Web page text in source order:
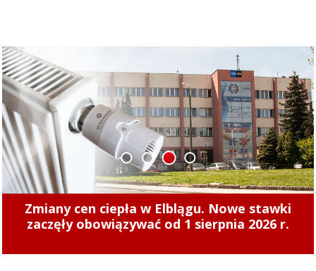
Zmiany cen ciepła w Elblągu. Nowe stawki
zaczęły obowiązywać od 1 sierpnia 2026 r.
1 2 3 4